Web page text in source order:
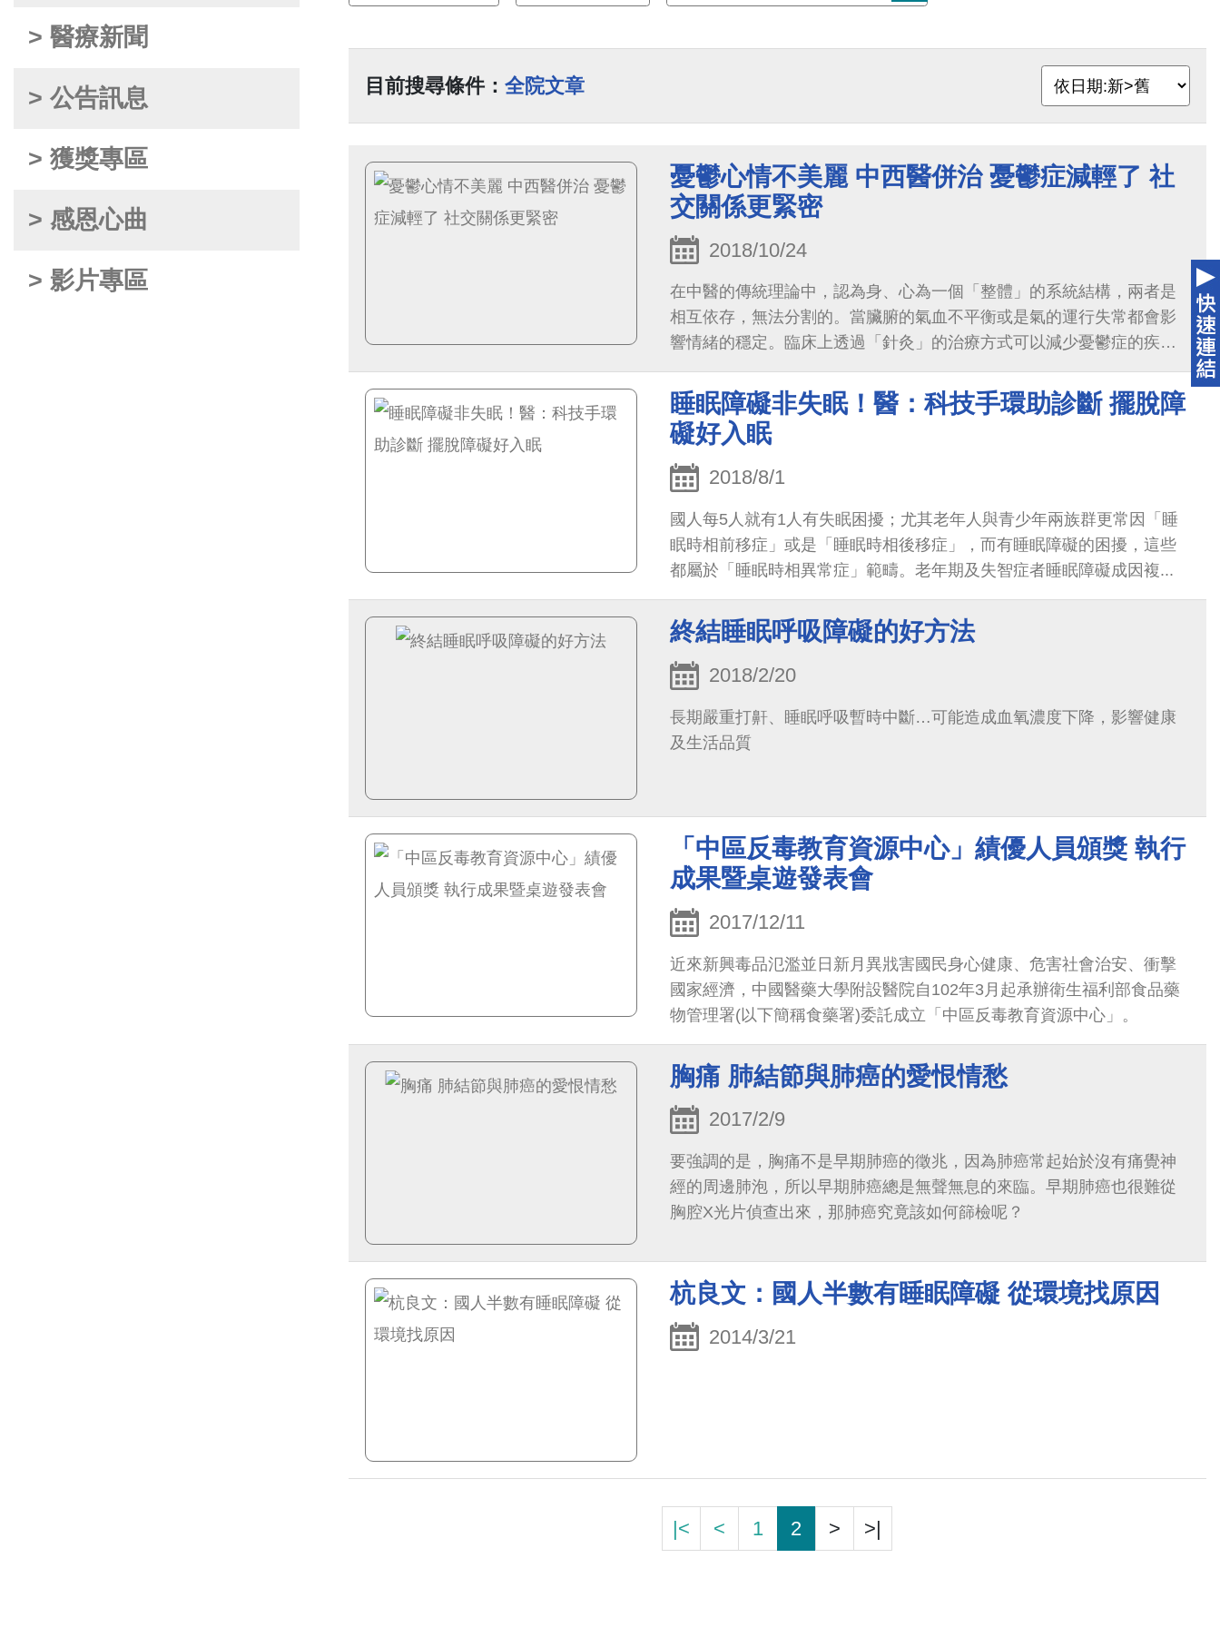
> 醫療新聞
> 公告訊息
> 獲獎專區
> 感恩心曲
> 影片專區
目前搜尋條件： 全院文章
憂鬱心情不美麗 中西醫併治 憂鬱症減輕了 社
交關係更緊密
2018/10/24
在中醫的傳統理論中，認為身、心為一個「整體」的系統結構，兩者是
相互依存，無法分割的。當臟腑的氣血不平衡或是氣的運行失常都會影
響情緒的穩定。臨床上透過「針灸」的治療方式可以減少憂鬱症的疾病
嚴重度，透過針刺來疏通經脈、活血化瘀，國外也有許多臨床
睡眠障礙非失眠！醫：科技手環助診斷 擺脫障
礙好入眠
2018/8/1
國人每5人就有1人有失眠困擾；尤其老年人與青少年兩族群更常因「睡
眠時相前移症」或是「睡眠時相後移症」，而有睡眠障礙的困擾，這些
都屬於「睡眠時相異常症」範疇。老年期及失智症者睡眠障礙成因複...
終結睡眠呼吸障礙的好方法
2018/2/20
長期嚴重打鼾、睡眠呼吸暫時中斷…可能造成血氧濃度下降，影響健康
及生活品質
「中區反毒教育資源中心」績優人員頒獎 執行
成果暨桌遊發表會
2017/12/11
近來新興毒品氾濫並日新月異戕害國民身心健康、危害社會治安、衝擊
國家經濟，中國醫藥大學附設醫院自102年3月起承辦衛生福利部食品藥
物管理署(以下簡稱食藥署)委託成立「中區反毒教育資源中心」。
胸痛 肺結節與肺癌的愛恨情愁
2017/2/9
要強調的是，胸痛不是早期肺癌的徵兆，因為肺癌常起始於沒有痛覺神
經的周邊肺泡，所以早期肺癌總是無聲無息的來臨。早期肺癌也很難從
胸腔X光片偵查出來，那肺癌究竟該如何篩檢呢？
杭良文：國人半數有睡眠障礙 從環境找原因
2014/3/21
|< < 1 2 > >|